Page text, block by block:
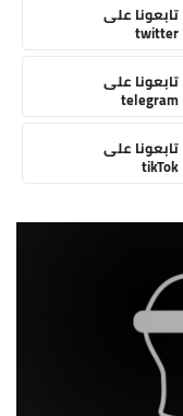
تابعونا على
twitter
تابعونا على
telegram
تابعونا على
tikTok